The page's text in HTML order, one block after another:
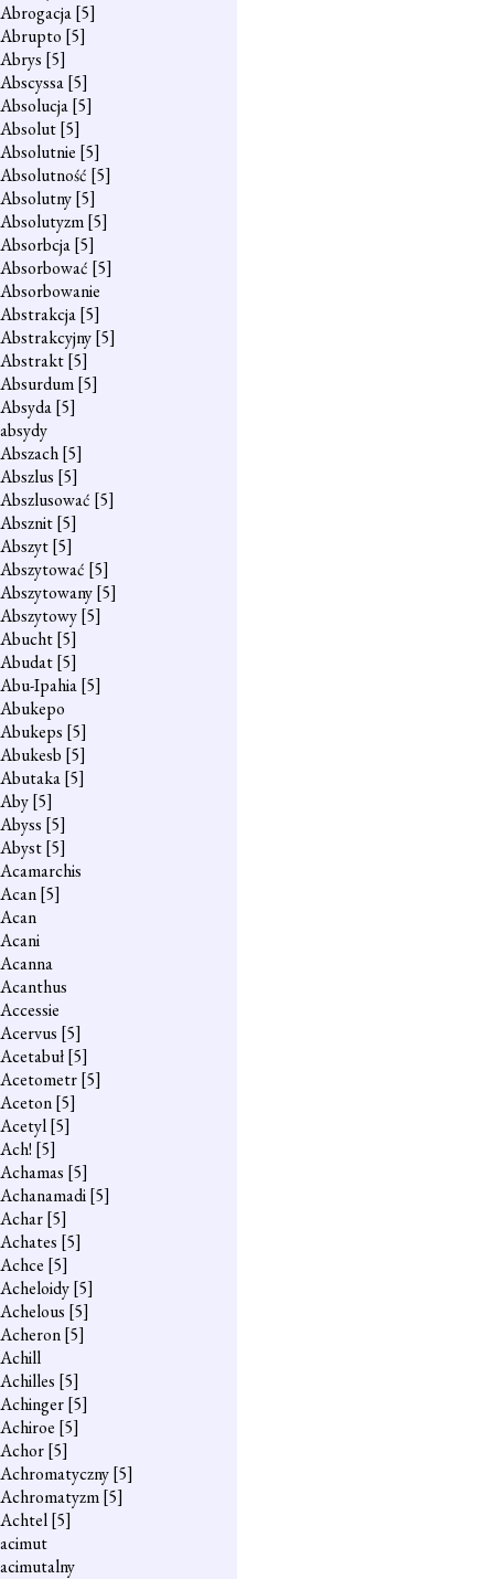
Abrogacja[5]
Abrupto [5]
Abrys [5]
Abscyssa[5]
Absolucja[5]
Absolut[5]
Absolutnie [5]
Absolutność [5]
Absolutny[5]
Absolutyzm[5]
Absorbcja[5]
Absorbować [5]
Absorbowanie
Abstrakcja[5]
Abstrakcyjny[5]
Abstrakt[5]
Absurdum[5]
Absyda[5]
absydy
Abszach[5]
Abszlus [5]
Abszlusować [5]
Absznit[5]
Abszyt[5]
Abszytować [5]
Abszytowany[5]
Abszytowy[5]
Abucht[5]
Abudat[5]
Abu-Ipahia[5]
Abukepo
Abukeps [5]
Abukesb [5]
Abutaka[5]
Aby[5]
Abyss [5]
Abyst[5]
Acamarchis
Acan[5]
Acan
Acani
Acanna
Acanthus
Accessie
Acervus [5]
Acetabuł[5]
Acetometr[5]
Aceton[5]
Acetyl[5]
Ach! [5]
Achamas [5]
Achanamadi[5]
Achar[5]
Achates [5]
Achce [5]
Acheloidy[5]
Achelous [5]
Acheron[5]
Achill
Achilles [5]
Achinger[5]
Achiroe [5]
Achor[5]
Achromatyczny[5]
Achromatyzm[5]
Achtel[5]
acimut
acimutalny